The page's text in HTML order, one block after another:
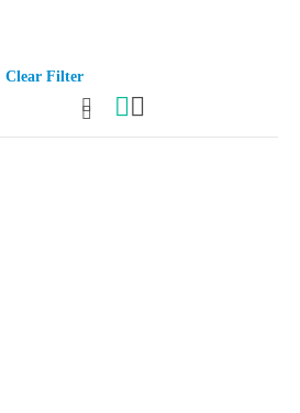
Clear Filter